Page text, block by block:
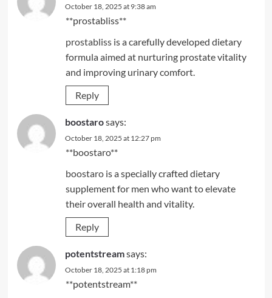
October 18, 2025 at 9:38 am
**prostabliss**
prostablissis a carefully developed dietary
formula aimed at nurturing prostate vitality
and improving urinary comfort.
Reply
boostarosays:
October 18, 2025 at 12:27 pm
** boostaro**
boostarois a specially crafted dietary
supplement for men who want to elevate
their overall health and vitality.
Reply
potentstreamsays:
October 18, 2025 at 1:18 pm
** potentstream**